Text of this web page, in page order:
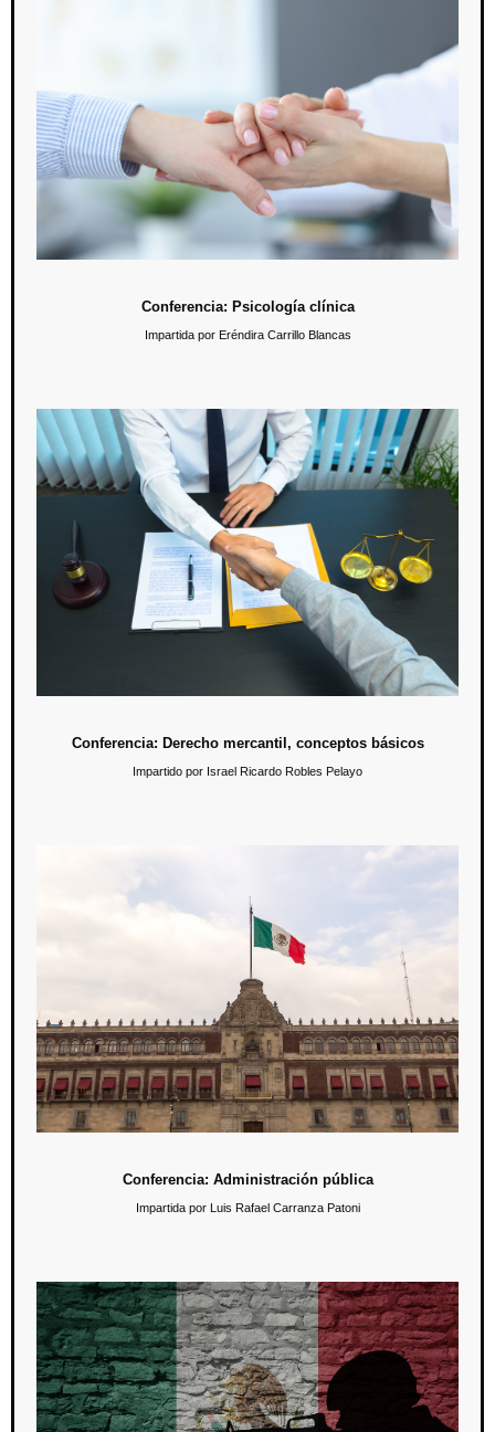
17 de noviembre / 19:00 hrs.
En esta conferencia dirigida a expertos en la salud mental, se
abordarán conceptos básicos y avanzados de la psicología clínica.
Conferencia: Psicología clínica
Impartida por Eréndira Carrillo Blancas
Conferencia: Derecho mercantil, conceptos básicos
23 de noviembre / 19:00 hrs.
En esta conferencia se busca acercar a la comunidad al manejo
básico del derecho mercantil en México.
Conferencia: Derecho mercantil, conceptos básicos
Impartido por Israel Ricardo Robles Pelayo
Conferencia: Administración pública
1 de diciembre / 19:00 hrs.
En esta conferencia se busca adentrar a los futuros administradores
en los conceptos básicos de la administración pública en nuestro país.
Conferencia: Administración pública
Impartida por Luis Rafael Carranza Patoni
Conferencia: La normalización de la violencia
cotidiana, las pulsiones de muerte puestas en juego
15 de noviembre / 18:00 hrs.